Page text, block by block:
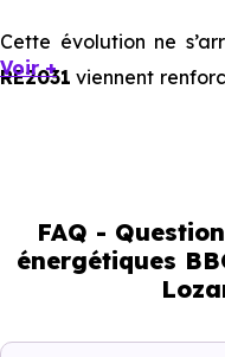
Cette évolution ne
RE2031 viennent
immobilier, en
En résumé :
Normes
Voir +
FAQ -
énergétiques